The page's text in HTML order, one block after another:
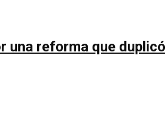
una reforma que